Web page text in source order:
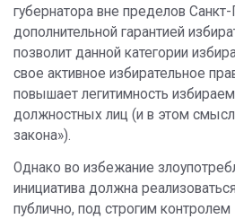
губернатора вне пределов Санкт-
дополнительной гарантией
позволит данной категории
свое активное избирательное
повышает легитимность
должностных лиц (и в этом
закона»).
Однако во избежание
инициатива должна
публично, под строгим